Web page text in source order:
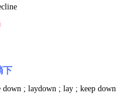
下
down ; laydown ; lay ; keep down